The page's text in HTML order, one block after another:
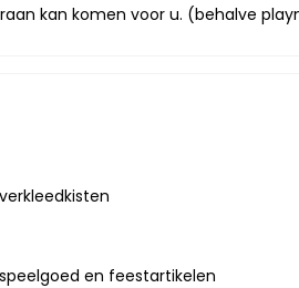
kan komen voor u. (behalve
en feestartikelen